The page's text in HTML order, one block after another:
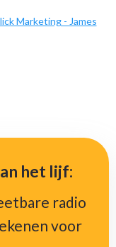
Marketing - James
het lijf:
radio
voor